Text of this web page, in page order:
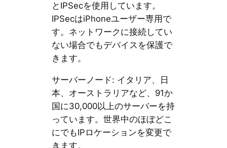
とIPSecを使用しています。
IPSecはiPhoneユーザー専用で
す。ネットワークに接続してい
ない場合でもデバイスを保護で
きます。
サーバーノード: イタリア、日
本、オーストラリアなど、91か
国に30,000以上のサーバーを持
っています。世界中のほぼどこ
にでもIPロケーションを変更で
きます。